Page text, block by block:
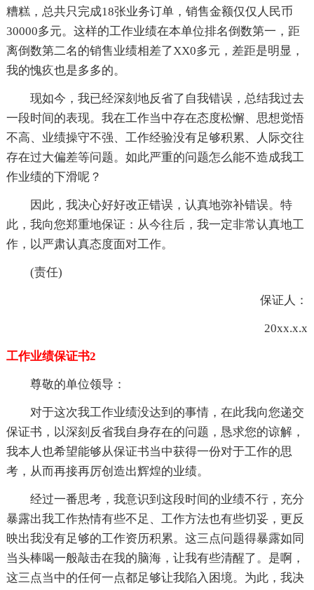
糟糕，总共只完成18张业务订单，销售金额仅仅人民币
30000多元。这样的工作业绩在本单位排名倒数第一，距
离倒数第二名的销售业绩相差了XX0多元，差距是明显，
我的愧疚也是多多的。
现如今，我已经深刻地反省了自我错误，总结我过去
一段时间的表现。我在工作当中存在态度松懈、思想觉悟
不高、业绩操守不强、工作经验没有足够积累、人际交往
存在过大偏差等问题。如此严重的问题怎么能不造成我工
作业绩的下滑呢？
因此，我决心好好改正错误，认真地弥补错误。特
此，我向您郑重地保证：从今往后，我一定非常认真地工
作，以严肃认真态度面对工作。
(责任)
保证人：
20xx.x.x
工作业绩保证书2
尊敬的单位领导：
对于这次我工作业绩没达到的事情，在此我向您递交
保证书，以深刻反省我自身存在的问题，恳求您的谅解，
我本人也希望能够从保证书当中获得一份对于工作的思
考，从而再接再厉创造出辉煌的业绩。
经过一番思考，我意识到这段时间的业绩不行，充分
暴露出我工作热情有些不足、工作方法也有些切妥，更反
映出我没有足够的工作资历积累。这三点问题得暴露如同
当头棒喝一般敲击在我的脑海，让我有些清醒了。是啊，
这三点当中的任何一点都足够让我陷入困境。为此，我决